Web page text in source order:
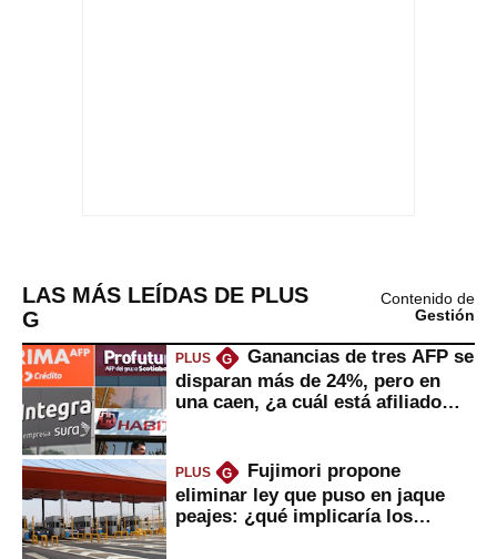
LAS MÁS LEÍDAS DE PLUS
G
Contenido de
Gestión
PLUS G
Ganancias de tres AFP se
disparan más de 24%, pero en
una caen, ¿a cuál está afiliado
PLUS G
Fujimori propone
eliminar ley que puso en jaque
peajes: ¿qué implicaría los